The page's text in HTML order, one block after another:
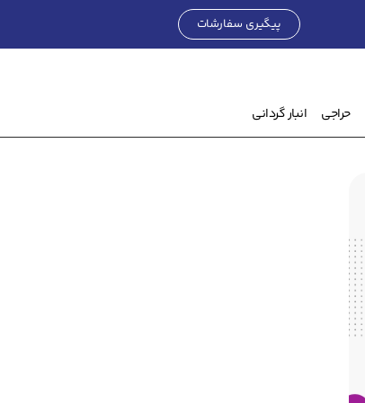
پیگیری سفارشات
حراجی انبار گردانی